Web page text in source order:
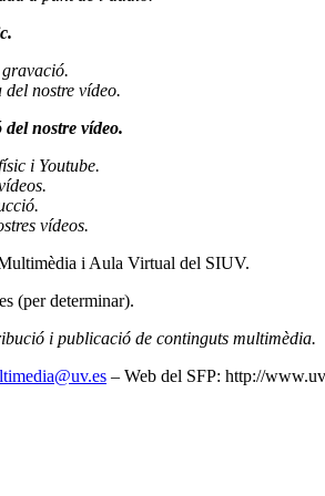
del nostre vídeo.
nostre vídeo.
i Youtube.
vídeos.
i Aula Virtual del SIUV.
(per determinar).
i publicació de continguts multimèdia.
– Web del SFP: http://